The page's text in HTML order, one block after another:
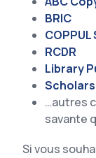
BRIC
RCDR
Library
…autres
savante
Si vous